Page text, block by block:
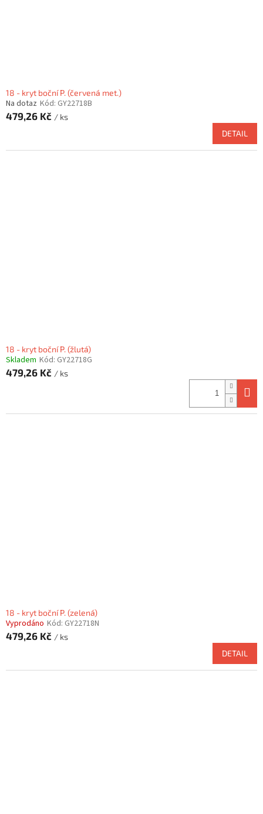
18 - kryt boční P. (červená met.)
Na dotaz Kód: GY22718B
479,26 Kč / ks
DETAIL
18 - kryt boční P. (žlutá)
Skladem Kód: GY22718G
479,26 Kč / ks
18 - kryt boční P. (zelená)
Vyprodáno Kód: GY22718N
479,26 Kč / ks
DETAIL